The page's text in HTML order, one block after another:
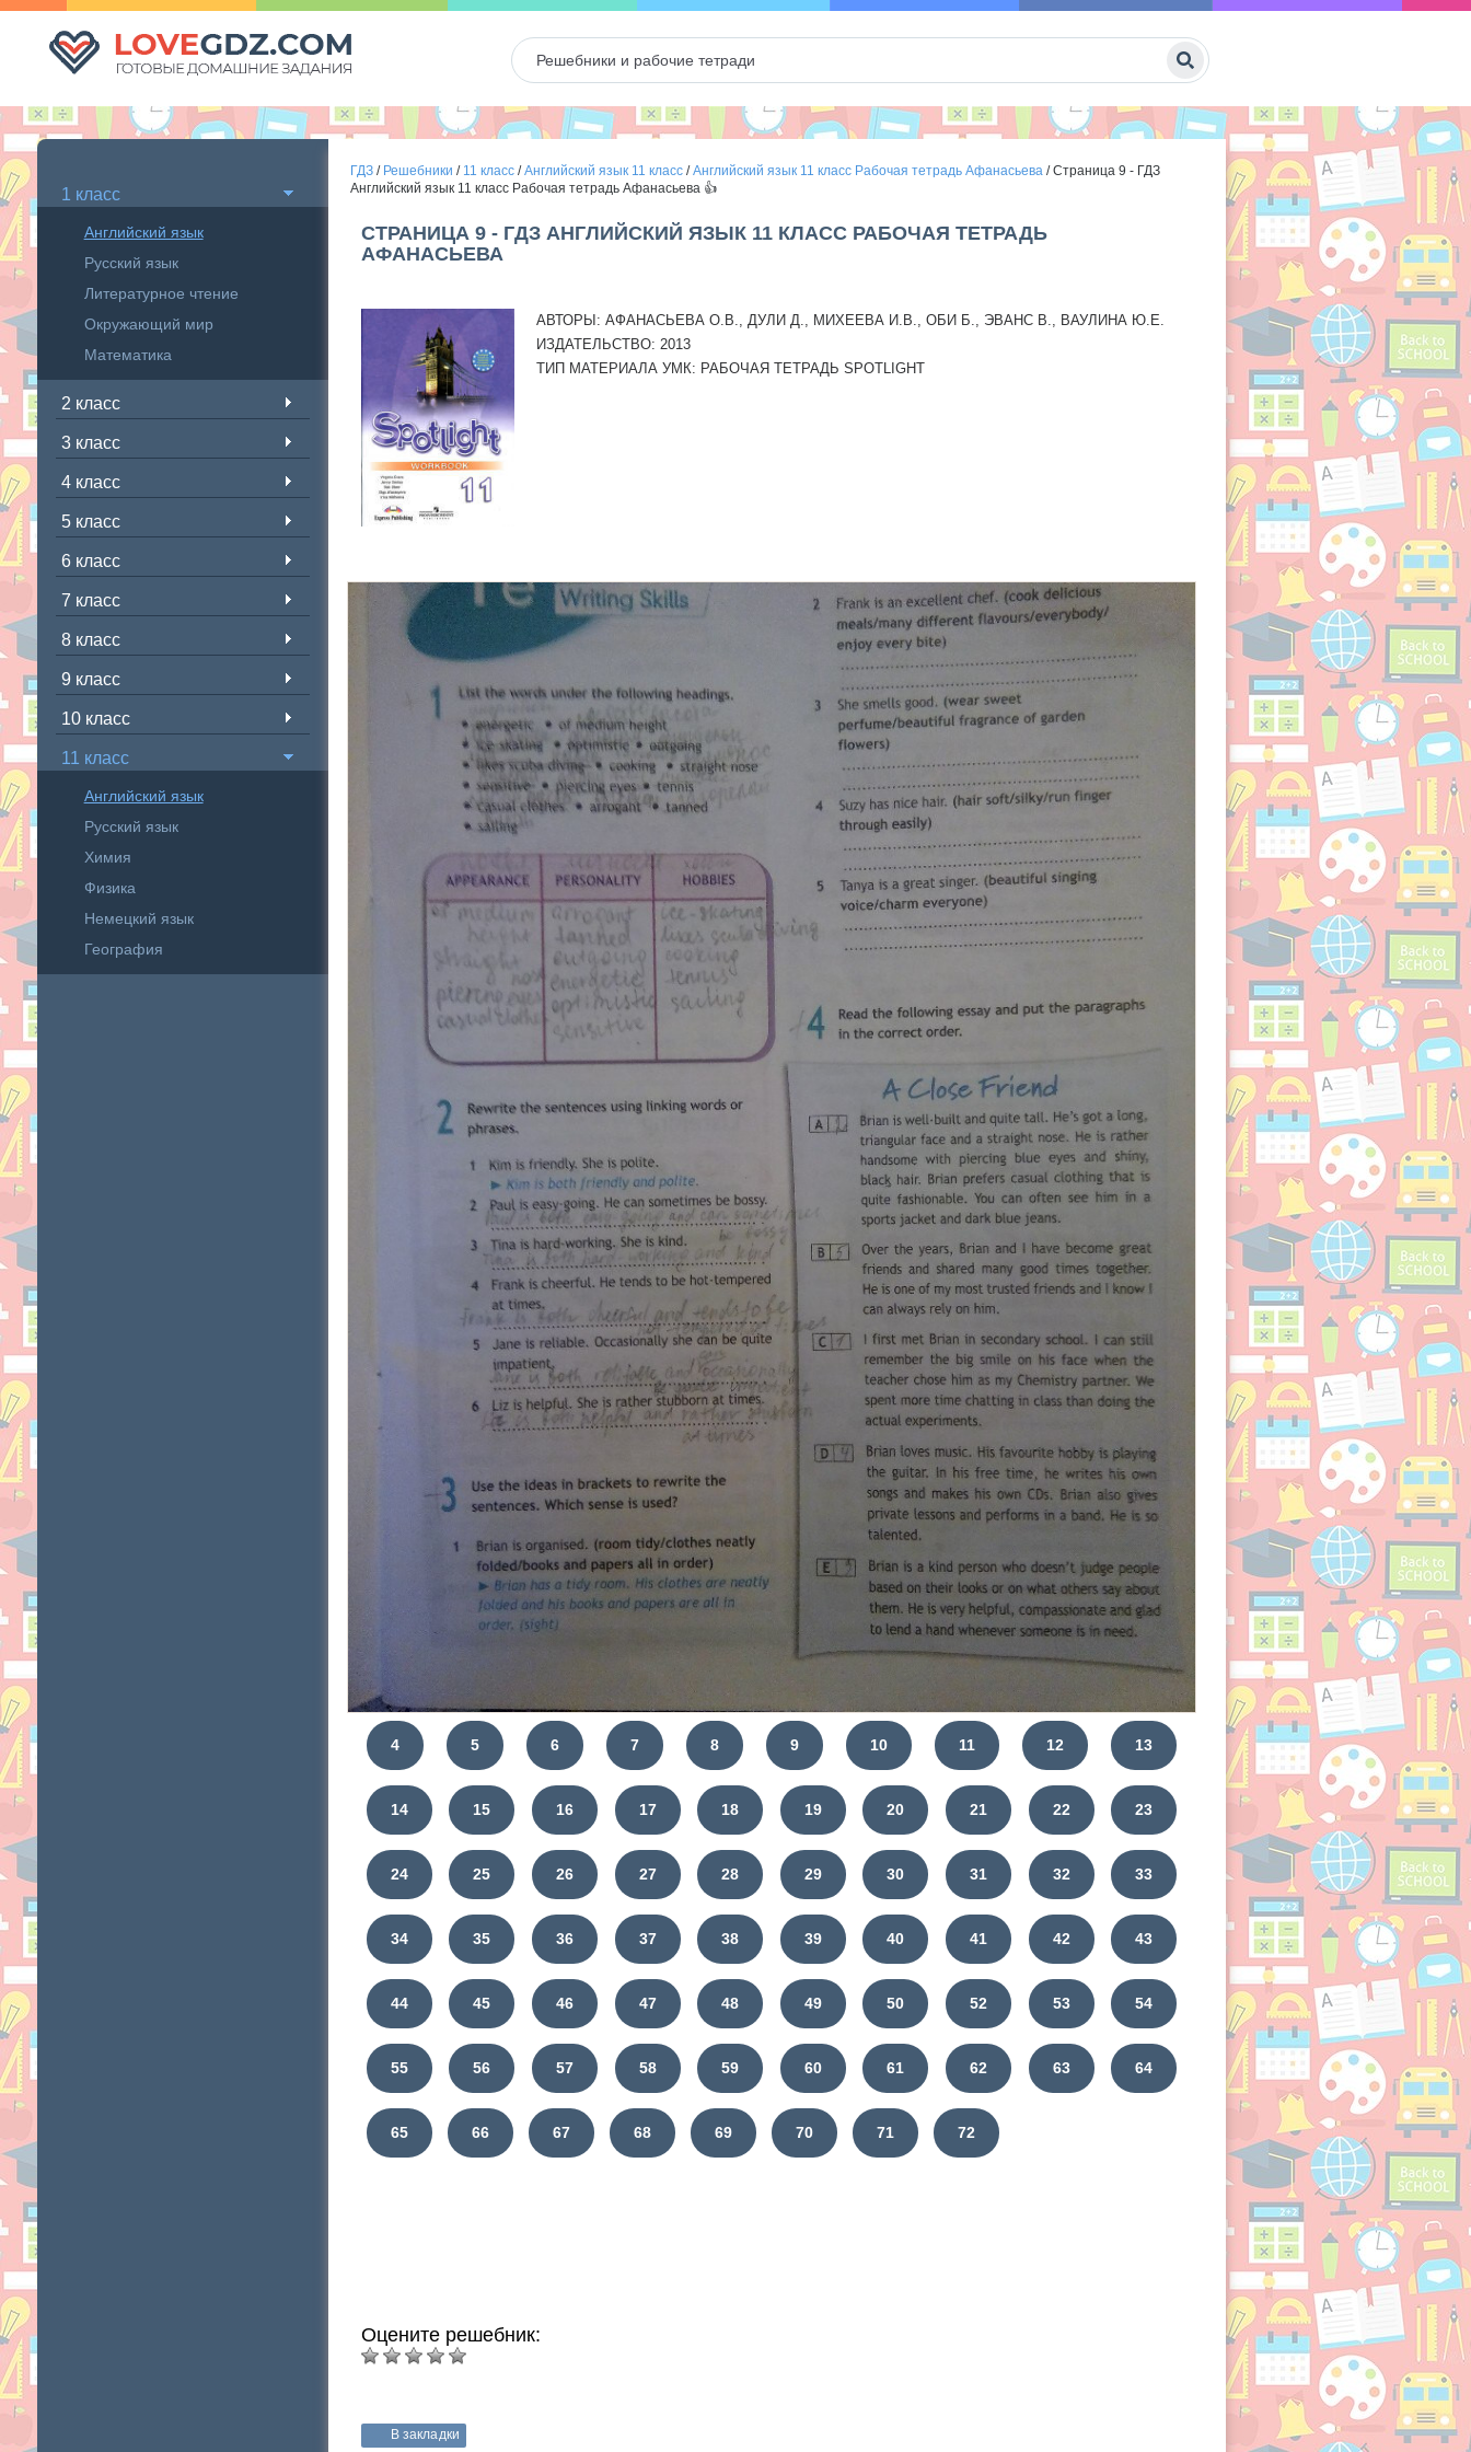
1 класс
Английский язык
Русский язык
Литературное чтение
Окружающий мир
Математика
2 класс
3 класс
4 класс
5 класс
6 класс
7 класс
8 класс
9 класс
10 класс
11 класс
Английский язык
Русский язык
Химия
Физика
Немецкий язык
География
ГДЗ/ Решебники / 11 класс/Английский язык 11 класс/Английский язык 11 класс Рабочая тетрадь Афанасьева/Страница 9 - ГДЗ
Английский язык 11 класс Рабочая тетрадь Афанасьева 👍
СТРАНИЦА 9 - ГДЗ АНГЛИЙСКИЙ ЯЗЫК 11 КЛАСС РАБОЧАЯ ТЕТРАДЬ
АФАНАСЬЕВА
АВТОРЫ: АФАНАСЬЕВА О.В., ДУЛИ Д., МИХЕЕВА И.В., ОБИ Б., ЭВАНС В., ВАУЛИНА Ю.Е.
ИЗДАТЕЛЬСТВО: 2013
ТИП МАТЕРИАЛА УМК: РАБОЧАЯ ТЕТРАДЬ SPOTLIGHT
4 5 6 7 8 9 10 11 12 13
14 15 16 17 18 19 20 21 22 23
24 25 26 27 28 29 30 31 32 33
34 35 36 37 38 39 40 41 42 43
44 45 46 47 48 49 50 52 53 54
55 56 57 58 59 60 61 62 63 64
65 66 67 68 69 70 71 72
Оцените решебник:
В закладки